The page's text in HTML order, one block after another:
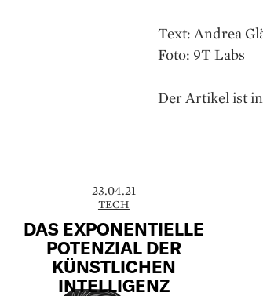
Text: Andrea
Foto: 9T Labs
Der Artikel ist
23.04.21
TECH
DAS EXPONENTIELLE
POTENZIAL DER
KÜNSTLICHEN
INTELLIGENZ